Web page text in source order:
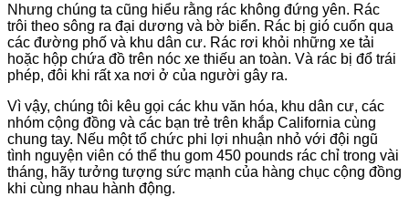
Nhưng chúng ta cũng hiểu rằng rác không đứng yên. Rác
trôi theo sông ra đại dương và bờ biển. Rác bị gió cuốn qua
các đường phố và khu dân cư. Rác rơi khỏi những xe tải
hoặc hộp chứa đồ trên nóc xe thiếu an toàn. Và rác bị đổ trái
phép, đôi khi rất xa nơi ở của người gây ra.
Vì vậy, chúng tôi kêu gọi các khu văn hóa, khu dân cư, các
nhóm cộng đồng và các bạn trẻ trên khắp California cùng
chung tay. Nếu một tổ chức phi lợi nhuận nhỏ với đội ngũ
tình nguyện viên có thể thu gom 450 pounds rác chỉ trong vài
tháng, hãy tưởng tượng sức mạnh của hàng chục cộng đồng
khi cùng nhau hành động.